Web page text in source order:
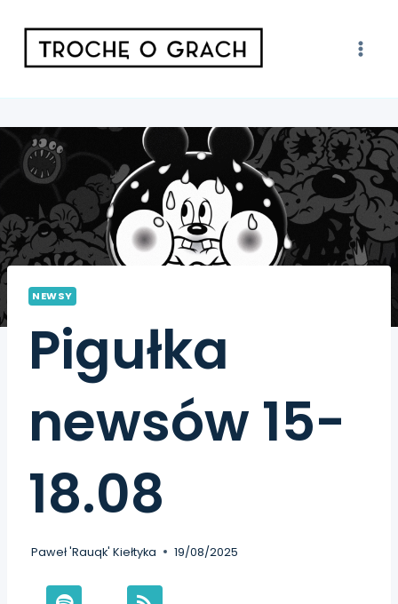
NEWSY
Pigułka
newsów 15-
18.08
Paweł 'Rauqk' Kiełtyka 19/08/2025